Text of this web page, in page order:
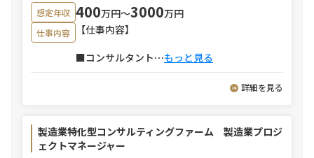
想定年収 400万円〜3000万円
仕事内容
【仕事内容】
■コンサルタント⋯もっと見る
詳細を見る
製造業特化型コンサルティングファーム 製造業プロジ
ェクトマネージャー